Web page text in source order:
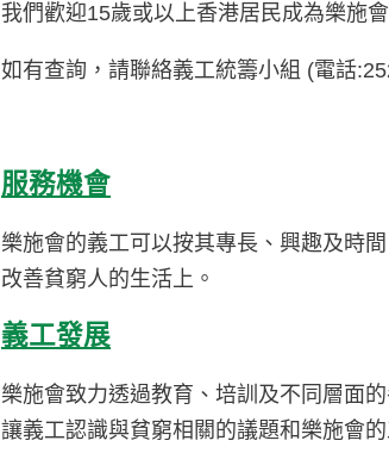
我們歡迎15歲或以上香港居民成為樂施
如有查詢，請聯絡義工統籌小組 (電話
服務機會
樂施會的義工可以按其專長、興趣及時
改善貧窮人的生活上。
義工發展
樂施會致力透過教育、培訓及不同層面
讓義工認識與貧窮相關的議題和樂施會